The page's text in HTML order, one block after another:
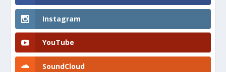
Instagram
YouTube
SoundCloud